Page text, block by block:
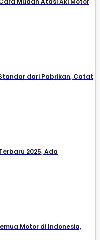
dari Pabrikan, Catat
2025, Ada
Motor di Indonesia,